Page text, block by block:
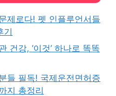
제로다! 펫 인플루언서들
기
건강, ‘이것’ 하나로 똑똑
들 필독! 국제운전면허증
지 총정리